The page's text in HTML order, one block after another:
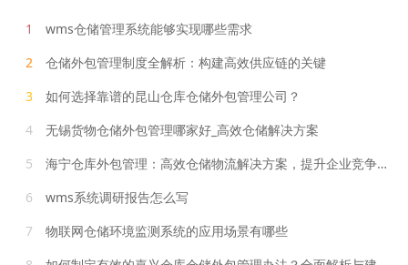
1
wms仓储管理系统能够实现哪些需求
2
仓储外包管理制度全解析：构建高效供应链的关键
3
如何选择靠谱的昆山仓库仓储外包管理公司？
4
无锡货物仓储外包管理哪家好_高效仓储解决方案
5
海宁仓库外包管理：高效仓储物流解决方案，提升企业竞争力
6
wms系统调研报告怎么写
7
物联网仓储环境监测系统的应用场景有哪些